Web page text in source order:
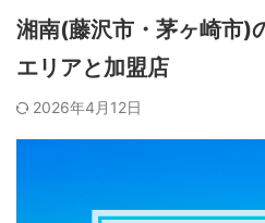
湘南(藤沢市・茅ヶ崎市)
エリアと加盟店
2026年4月12日